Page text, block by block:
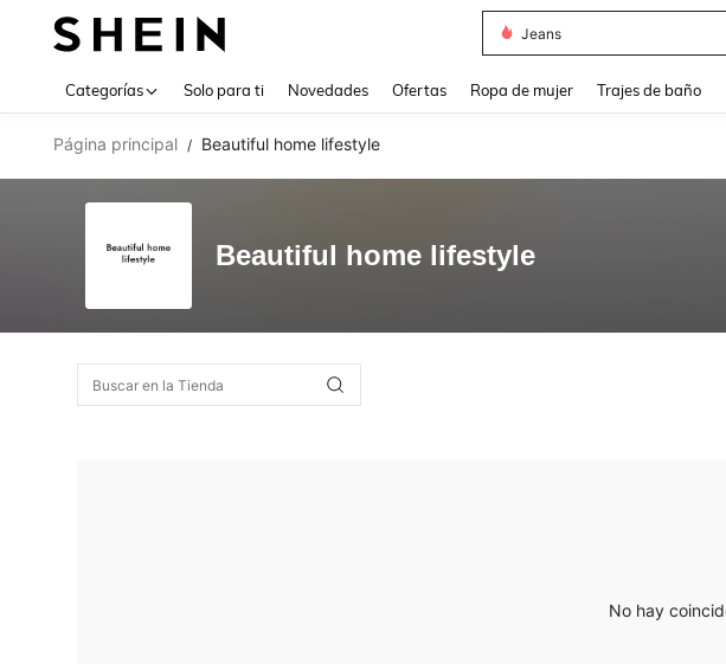
Jeans
Categorías Solo para ti Novedades Ofertas Ropa de mujer Trajes de baño
Página principal / Beautiful home lifestyle
Beautiful home lifestyle
No hay